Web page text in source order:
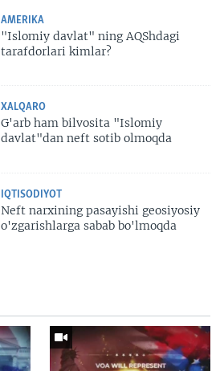
AMERIKA
"Islomiy davlat" ning AQShdagi
tarafdorlari kimlar?
XALQARO
G'arb ham bilvosita "Islomiy
davlat"dan neft sotib olmoqda
IQTISODIYOT
Neft narxining pasayishi geosiyosiy
o'zgarishlarga sabab bo'lmoqda